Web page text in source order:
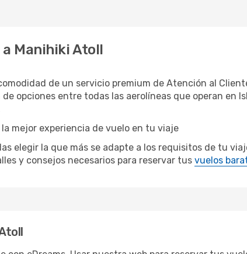
Manihiki Atoll
de un servicio premium de Atención al
opciones entre todas las aerolíneas que operan en
mejor experiencia de vuelo en tu viaje
elegir la que más se adapte a los requisitos de tu
y consejos necesarios para reservar tus vuelos